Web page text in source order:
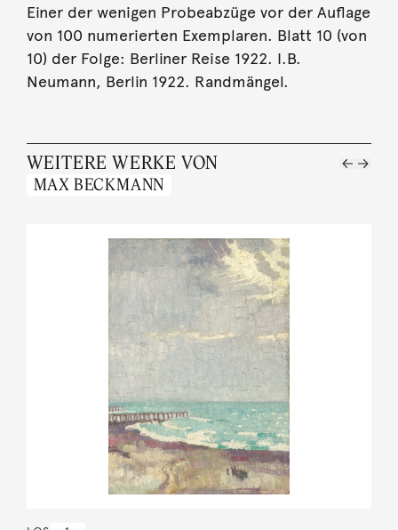
Einer der wenigen Probeabzüge vor der Auflage
von 100 numerierten Exemplaren. Blatt 10 (von
10) der Folge: Berliner Reise 1922. I.B.
Neumann, Berlin 1922. Randmängel.
WEITERE WERKE VON
MAX BECKMANN